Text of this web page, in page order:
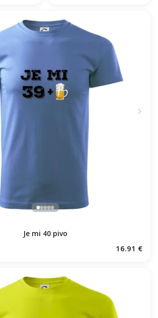
Je mi 40 pivo
16.91 €